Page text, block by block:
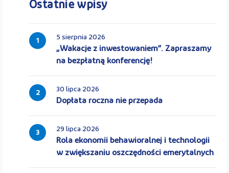
Ostatnie wpisy
1 5 sierpnia 2026
„Wakacje z inwestowaniem”. Zapraszamy
na bezpłatną konferencję!
2 30 lipca 2026
Dopłata roczna nie przepada
3 29 lipca 2026
Rola ekonomii behawioralnej i technologii
w zwiększaniu oszczędności emerytalnych